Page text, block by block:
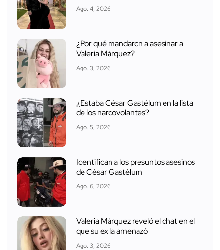
Ago. 4, 2026
¿Por qué mandaron a asesinar a
Valeria Márquez?
Ago. 3, 2026
¿Estaba César Gastélum en la lista
de los narcovolantes?
Ago. 5, 2026
Identifican a los presuntos asesinos
de César Gastélum
Ago. 6, 2026
Valeria Márquez reveló el chat en el
que su ex la amenazó
Ago. 3, 2026